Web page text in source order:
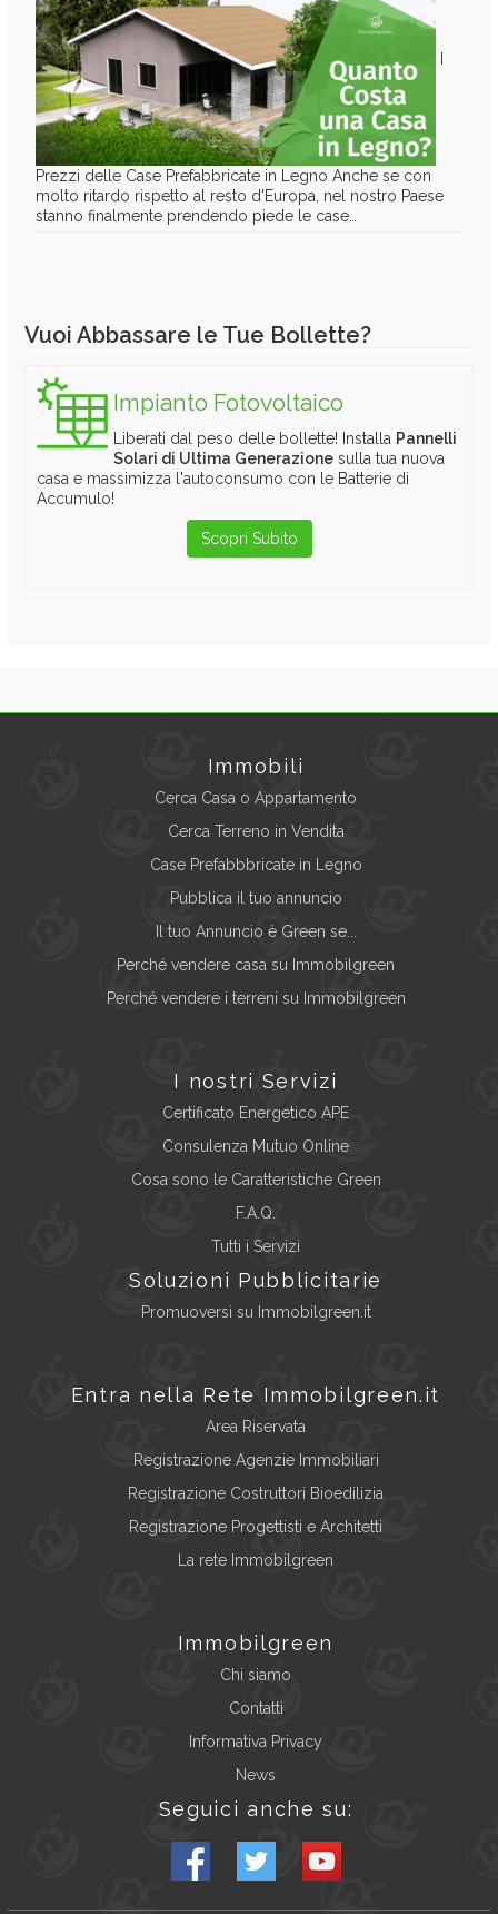
Prezzi delle Case Prefabbricate in Legno Anche se con
molto ritardo rispetto al resto d'Europa, nel nostro Paese
stanno finalmente prendendo piede le case…
Vuoi Abbassare le Tue Bollette?
Impianto Fotovoltaico
Liberati dal peso delle bollette! Installa Pannelli
Solari di Ultima Generazione sulla tua nuova
casa e massimizza l'autoconsumo con le Batterie di
Accumulo!
Scopri Subito
Immobili
Cerca Casa o Appartamento
Cerca Terreno in Vendita
Case Prefabbbricate in Legno
Pubblica il tuo annuncio
Il tuo Annuncio è Green se...
Perché vendere casa su Immobilgreen
Perché vendere i terreni su Immobilgreen
I nostri Servizi
Certificato Energetico APE
Consulenza Mutuo Online
Cosa sono le Caratteristiche Green
F.A.Q.
Tutti i Servizi
Soluzioni Pubblicitarie
Promuoversi su Immobilgreen.it
Entra nella Rete Immobilgreen.it
Area Riservata
Registrazione Agenzie Immobiliari
Registrazione Costruttori Bioedilizia
Registrazione Progettisti e Architetti
La rete Immobilgreen
Immobilgreen
Chi siamo
Contatti
Informativa Privacy
News
Seguici anche su: